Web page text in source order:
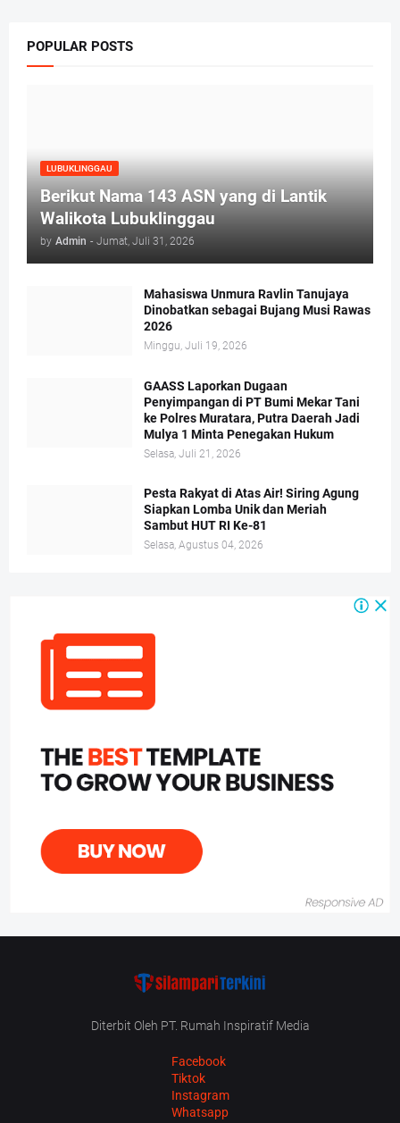
POPULAR POSTS
LUBUKLINGGAU
Berikut Nama 143 ASN yang di Lantik
Walikota Lubuklinggau
by Admin - Jumat, Juli 31, 2026
Mahasiswa Unmura Ravlin Tanujaya
Dinobatkan sebagai Bujang Musi Rawas
2026
Minggu, Juli 19, 2026
GAASS Laporkan Dugaan
Penyimpangan di PT Bumi Mekar Tani
ke Polres Muratara, Putra Daerah Jadi
Mulya 1 Minta Penegakan Hukum
Selasa, Juli 21, 2026
Pesta Rakyat di Atas Air! Siring Agung
Siapkan Lomba Unik dan Meriah
Sambut HUT RI Ke-81
Selasa, Agustus 04, 2026
Diterbit Oleh PT. Rumah Inspiratif Media
Facebook
Tiktok
Instagram
Whatsapp